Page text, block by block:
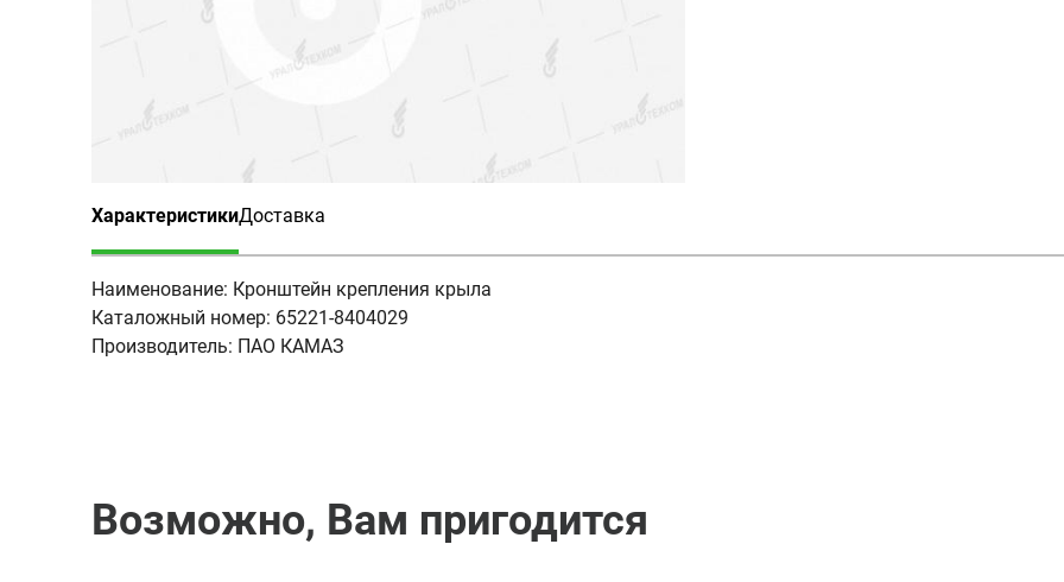
Характеристики
(активная вкладка)
Доставка
Наименование: Кронштейн крепления крыла
Каталожный номер: 65221-8404029
Производитель: ПАО КАМАЗ
Возможно, Вам пригодится